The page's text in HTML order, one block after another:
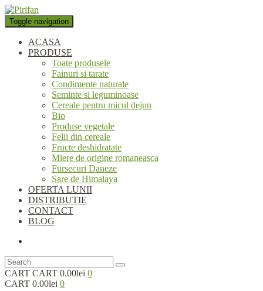
Toggle navigation
ACASA
PRODUSE
Toate produsele
Fainuri si tarate
Condimente naturale
Seminte si leguminoase
Cereale pentru micul dejun
Bio
Produse vegetale
Felii din cereale
Fructe deshidratate
Miere de origine romaneasca
Fursecuri Daneze
Sare de Himalaya
OFERTA LUNII
DISTRIBUTIE
CONTACT
BLOG
CART CART 0.00lei 0
CART 0.00lei 0
personaliza conținutul și anunțurile, pentru a oferi funcții de rețele
sociale și pentru a analiza traficul. De asemenea, le oferim partenerilor
de rețele sociale, de publicitate și de analize informații cu privire la
modul în care folosiți site-ul nostru. Aceștia le pot combina cu alte
informații oferite de dvs. sau culese în urma folosirii serviciilor lor.
Okay, thanks